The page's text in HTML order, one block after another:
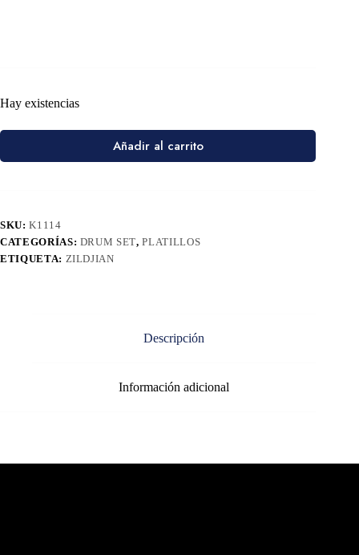
Hay existencias
Añadir al carrito
SKU:K1114
CATEGORÍAS: DRUM SET,PLATILLOS
ETIQUETA: ZILDJIAN
Descripción
Información adicional